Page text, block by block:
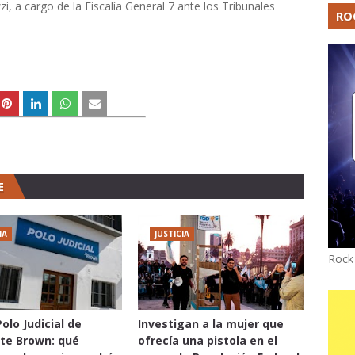
a cargo de la Fiscalía General 7 ante los Tribunales
Judicial de
Brown: qué
JUSTICIA
Investigan a la mujer que
ofrecía una pistola en el